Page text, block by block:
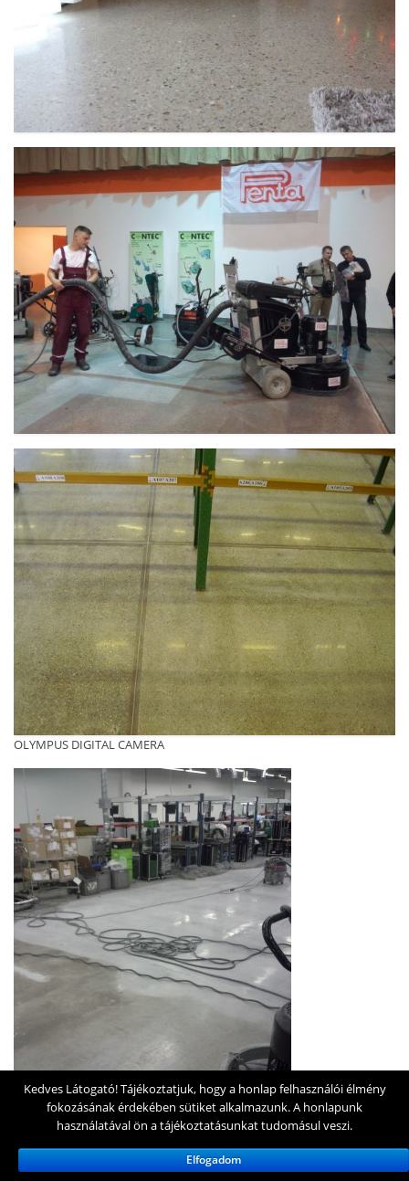
OLYMPUS DIGITAL CAMERA
Kedves Látogató! Tájékoztatjuk, hogy a honlap felhasználói élmény
fokozásának érdekében sütiket alkalmazunk. A honlapunk
használatával ön a tájékoztatásunkat tudomásul veszi.
Elfogadom